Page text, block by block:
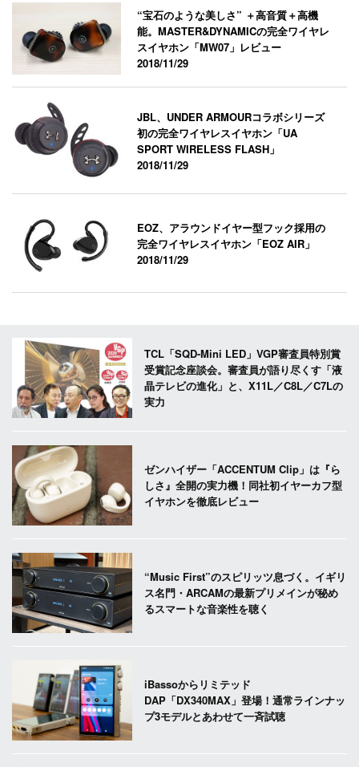
“宝石のような美しさ” ＋高音質＋高機
能。MASTER&DYNAMICの完全ワイヤレ
スイヤホン「MW07」レビュー
2018/11/29
JBL、UNDER ARMOURコラボシリーズ
初の完全ワイヤレスイヤホン「UA
SPORT WIRELESS FLASH」
2018/11/29
EOZ、アラウンドイヤー型フック採用の
完全ワイヤレスイヤホン「EOZ AIR」
2018/11/29
TCL「SQD-Mini LED」VGP審査員特別賞
受賞記念座談会。審査員が語り尽くす「液
晶テレビの進化」と、X11L／C8L／C7Lの
実力
ゼンハイザー「ACCENTUM Clip」は『ら
しさ』全開の実力機！同社初イヤーカフ型
イヤホンを徹底レビュー
“Music First”のスピリッツ息づく。イギリ
ス名門・ARCAMの最新プリメインが秘め
るスマートな音楽性を聴く
iBassoからリミテッド
DAP「DX340MAX」登場！通常ラインナッ
プ3モデルとあわせて一斉試聴